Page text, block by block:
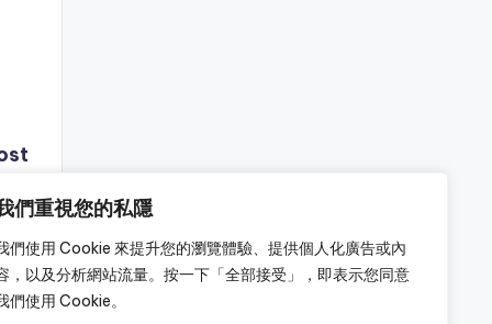
們重視您的私隱
們使用 Cookie 來提升您的瀏覽體驗、提供個人化廣告或內
，以及分析網站流量。按一下「全部接受」，即表示您同意
們使用 Cookie。